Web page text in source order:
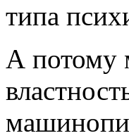
типа
А потому